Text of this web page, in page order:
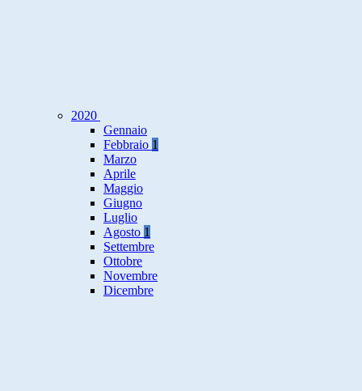
2020
Gennaio
Febbraio 1
Marzo
Aprile
Maggio
Giugno
Luglio
Agosto 1
Settembre
Ottobre
Novembre
Dicembre